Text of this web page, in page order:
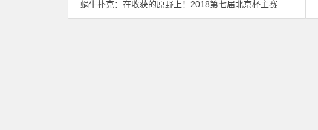
蜗牛扑克：在收获的原野上！2018第七届北京杯主赛冠军专访